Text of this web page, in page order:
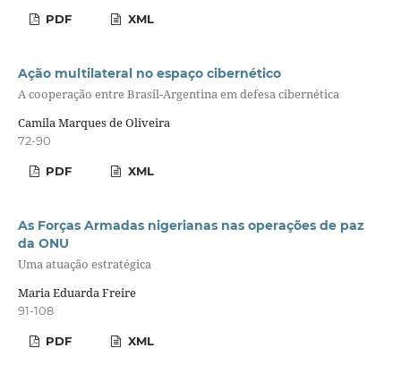
PDF XML
Ação multilateral no espaço cibernético
A cooperação entre Brasil-Argentina em defesa cibernética
Camila Marques de Oliveira
72-90
PDF XML
As Forças Armadas nigerianas nas operações de paz
da ONU
Uma atuação estratégica
Maria Eduarda Freire
91-108
PDF XML